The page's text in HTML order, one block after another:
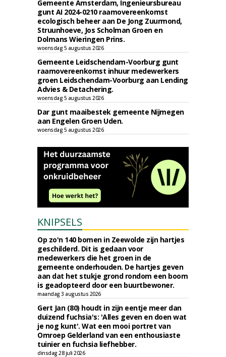
Gemeente Amsterdam, Ingenieursbureau
gunt AI 2024-0210 raamovereenkomst
ecologisch beheer aan De Jong Zuurmond,
Struunhoeve, Jos Scholman Groen en
Dolmans Wieringen Prins.
woensdag 5 augustus 2026
Gemeente Leidschendam-Voorburg gunt
raamovereenkomst inhuur medewerkers
groen Leidschendam-Voorburg aan Lending
Advies & Detachering.
woensdag 5 augustus 2026
Dar gunt maaibestek gemeente Nijmegen
aan Engelen Groen Uden.
woensdag 5 augustus 2026
KNIPSELS
Op zo'n 140 bomen in Zeewolde zijn hartjes
geschilderd. Dit is gedaan voor
medewerkers die het groen in de
gemeente onderhouden. De hartjes geven
aan dat het stukje grond rondom een boom
is geadopteerd door een buurtbewoner.
maandag 3 augustus 2026
Gert Jan (80) houdt in zijn eentje meer dan
duizend fuchsia's: 'Alles geven en doen wat
je nog kunt'. Wat een mooi portret van
Omroep Gelderland van een enthousiaste
tuinier en fuchsia liefhebber.
dinsdag 28 juli 2026